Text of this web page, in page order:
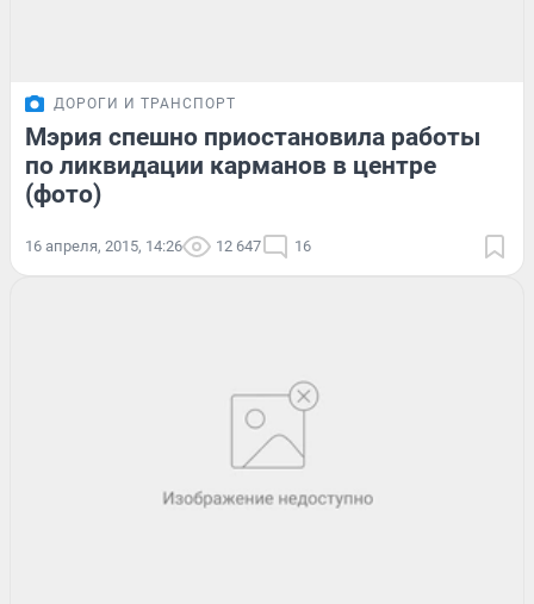
ДОРОГИ И ТРАНСПОРТ
Мэрия спешно приостановила работы
по ликвидации карманов в центре
(фото)
16 апреля, 2015, 14:26 12 647 16